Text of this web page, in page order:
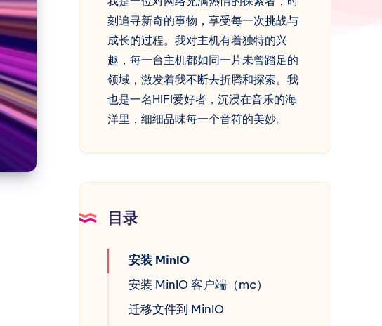
刻追寻新奇的事物，享受每一次挑战与
成长的过程。我对主机有着独特的兴
趣，每一台主机都如同一片未曾踏足的
领域，激发着我不断去折腾和探索。我
也是一名HIFI爱好者，沉浸在音乐的海
洋里，细细品味每一个音符的美妙。
目录
安装 MinIO
安装 MinIO 客户端（mc）
迁移文件到 MinIO